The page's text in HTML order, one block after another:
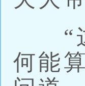
“这
何能